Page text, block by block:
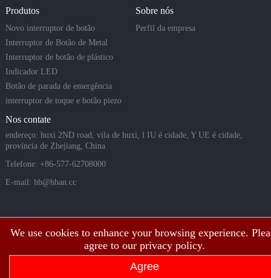
We use cookies to enhance your browsing experience.
agree to our privacy policy.
Agree
Produtos
Novo interruptor de botão
Interruptor de Botão de Metal
Interruptor de botão de plástico
Indicador LED
Botão de parada de emergência
interruptor de toque e botão piezo
Sobre nós
Perfil da empresa
Nos contate
endereço: huxi 2ND road, vila de huxi, l IU é cidade, Y UE é cidade,
província de Zhejiang, China
Telefone: +86-577-62708000
E-mail: hb@hban.cc
Copyright©2003 ~ 2026 Todos os direitos autorais da Shanghai Hongbo